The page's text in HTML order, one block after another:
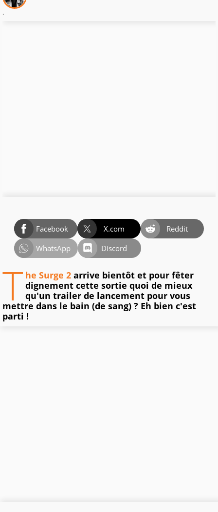
.
Facebook X.com
Reddit
WhatsApp
Discord
T he Surge 2 arrive bientôt et pour fêter
dignement cette sortie quoi de mieux
qu'un trailer de lancement pour vous
mettre dans le bain (de sang) ? Eh bien c'est
parti !